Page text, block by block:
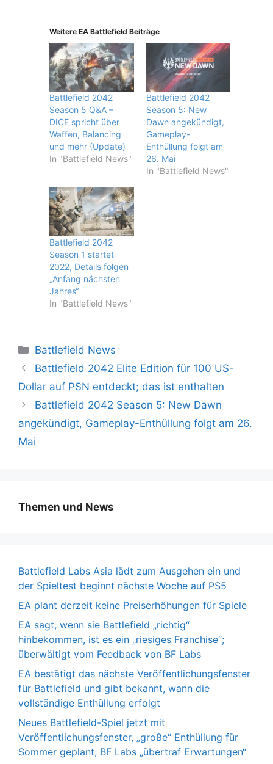
Weitere EA Battlefield Beiträge
Battlefield 2042
Season 5 Q&A –
DICE spricht über
Waffen, Balancing
und mehr (Update)
In "Battlefield News"
Battlefield 2042
Season 5: New
Dawn angekündigt,
Gameplay-
Enthüllung folgt am
26. Mai
In "Battlefield News"
Battlefield 2042
Season 1 startet
2022, Details folgen
„Anfang nächsten
Jahres“
In "Battlefield News"
Kategorien
Battlefield News
Battlefield 2042 Elite Edition für 100 US-
Dollar auf PSN entdeckt; das ist enthalten
Battlefield 2042 Season 5: New Dawn
angekündigt, Gameplay-Enthüllung folgt am 26.
Mai
Themen und News
Battlefield Labs Asia lädt zum Ausgehen ein und
der Spieltest beginnt nächste Woche auf PS5
EA plant derzeit keine Preiserhöhungen für Spiele
EA sagt, wenn sie Battlefield „richtig“
hinbekommen, ist es ein „riesiges Franchise“;
überwältigt vom Feedback von BF Labs
EA bestätigt das nächste Veröffentlichungsfenster
für Battlefield und gibt bekannt, wann die
vollständige Enthüllung erfolgt
Neues Battlefield-Spiel jetzt mit
Veröffentlichungsfenster, „große“ Enthüllung für
Sommer geplant; BF Labs „übertraf Erwartungen“